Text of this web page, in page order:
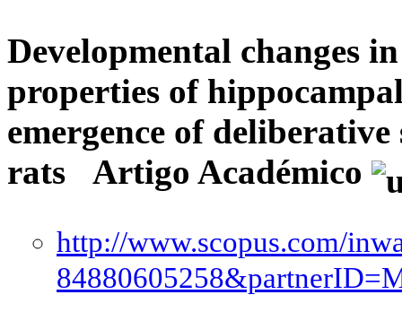
Developmental changes
properties of
emergence of
rats
Artigo Académico
http://www.scopus.com/